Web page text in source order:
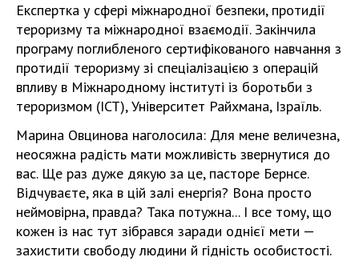
Експертка у сфері міжнародної безпеки, протидії
тероризму та міжнародної взаємодії. Закінчила
програму поглибленого сертифікованого навчання з
протидії тероризму зі спеціалізацією з операцій
впливу в Міжнародному інституті із боротьби з
тероризмом (ICT), Університет Райхмана, Ізраїль.
Марина Овцинова наголосила: Для мене величезна,
неосяжна радість мати можливість звернутися до
вас. Ще раз дуже дякую за це, пасторе Бернсе.
Відчуваєте, яка в цій залі енергія? Вона просто
неймовірна, правда? Така потужна... І все тому, що
кожен із нас тут зібрався заради однієї мети —
захистити свободу людини й гідність особистості.